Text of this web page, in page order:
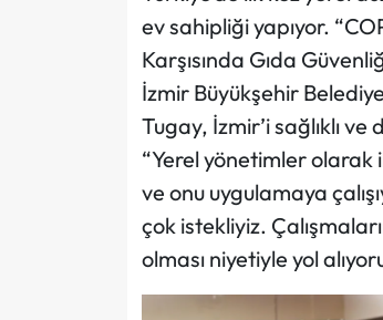
ev sahipliği yapıyor.
Karşısında Gıda
İzmir Büyükşehir
Tugay, İzmir’i sağlıklı
“Yerel yönetimler olarak
ve onu uygulamaya
çok istekliyiz.
olması niyetiyle yol